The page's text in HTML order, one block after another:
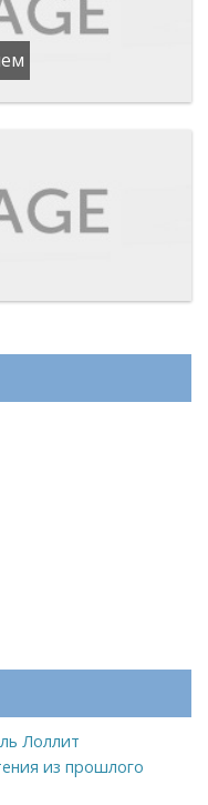
Лоллит
из прошлого